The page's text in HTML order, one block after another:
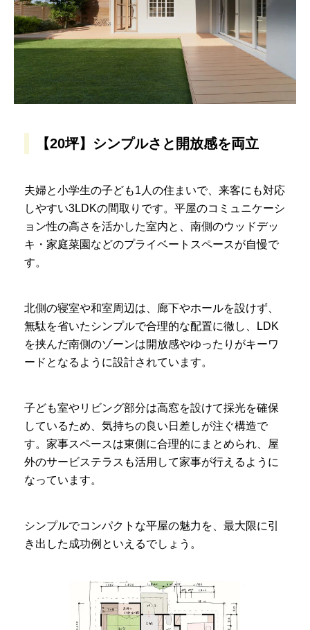
【20坪】シンプルさと開放感を両立
夫婦と小学生の子ども1人の住まいで、来客にも対応
しやすい3LDKの間取りです。平屋のコミュニケーシ
ョン性の高さを活かした室内と、南側のウッドデッ
キ・家庭菜園などのプライベートスペースが自慢で
す。
北側の寝室や和室周辺は、廊下やホールを設けず、
無駄を省いたシンプルで合理的な配置に徹し、LDK
を挟んだ南側のゾーンは開放感やゆったりがキーワ
ードとなるように設計されています。
子ども室やリビング部分は高窓を設けて採光を確保
しているため、気持ちの良い日差しが注ぐ構造で
す。家事スペースは東側に合理的にまとめられ、屋
外のサービステラスも活用して家事が行えるように
なっています。
シンプルでコンパクトな平屋の魅力を、最大限に引
き出した成功例といえるでしょう。